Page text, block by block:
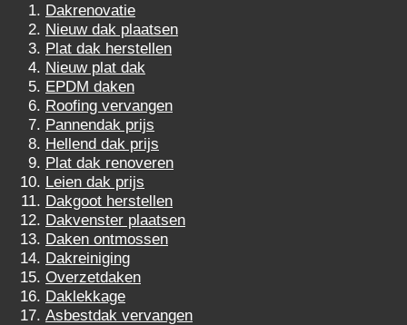
Dakrenovatie
Nieuw dak plaatsen
Plat dak herstellen
Nieuw plat dak
EPDM daken
Roofing vervangen
Pannendak prijs
Hellend dak prijs
Plat dak renoveren
Leien dak prijs
Dakgoot herstellen
Dakvenster plaatsen
Daken ontmossen
Dakreiniging
Overzetdaken
Daklekkage
Asbestdak vervangen